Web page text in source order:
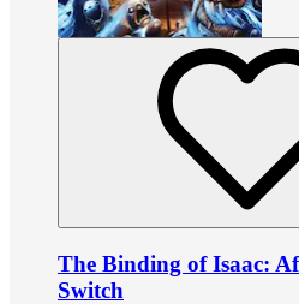
The Binding of Isaac:
Switch